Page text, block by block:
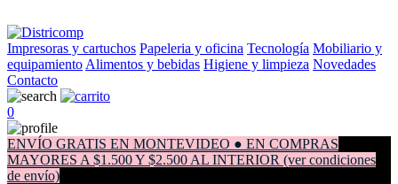
Impresoras y cartuchos Papeleria y oficina Tecnología Mobiliario y
equipamiento Alimentos y bebidas Higiene y limpieza Novedades
Contacto
0
ENVÍO GRATIS EN MONTEVIDEO ● EN COMPRAS
MAYORES A $1.500 Y $2.500 AL INTERIOR (ver condiciones
de envío)